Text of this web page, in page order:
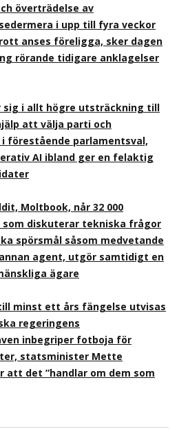
överträdelse av
i upp till fyra veckor
anses föreligga, sker dagen
rörande tidigare anklagelser
sig i allt högre utsträckning till
att välja parti och
förestående parlamentsval,
AI ibland ger en felaktig
Moltbook, når 32 000
som diskuterar tekniska frågor
spörsmål såsom medvetande
agent, utgör samtidigt en
ägare
minst ett års fängelse utvisas
regeringens
inbegriper fotboja för
statsminister Mette
att det ”handlar om dem som